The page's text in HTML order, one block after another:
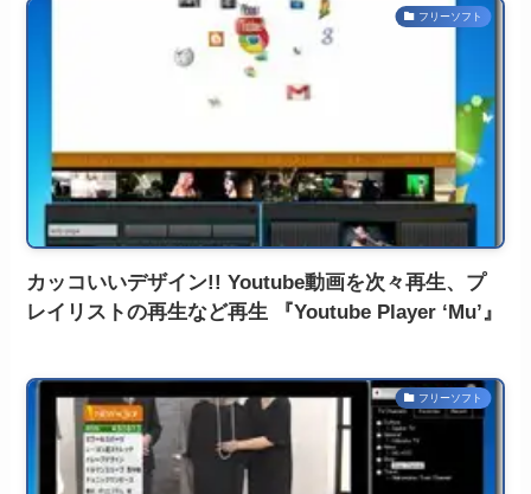
フリーソフト
カッコいいデザイン!! Youtube動画を次々再生、プ
レイリストの再生など再生 『Youtube Player ‘Mu’』
フリーソフト